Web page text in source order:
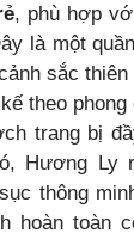
, phù hợp
là một
sắc
theo
trang bị
Hương
thông
hoàn toàn